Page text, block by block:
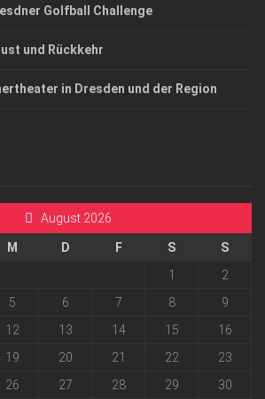
Golfball Challenge
und Rückkehr
in Dresden und der Region
August 2026
M D F S
S
1
2
5 6 7 8
9
12 13 14 15
16
19 20 21 22
23
26 27 28 29
30